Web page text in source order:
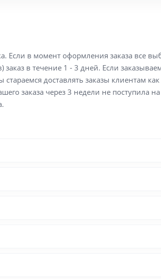
Если в момент оформления заказа все
в течение 1 - 3 дней. Если
доставлять заказы клиентам
заказа через 3 недели не поступила